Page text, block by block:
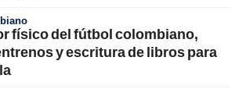
físico del fútbol colombiano,
y escritura de libros para